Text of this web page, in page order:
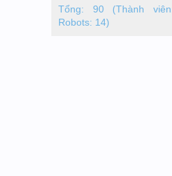
Tổng: 90 (Thành
Robots: 14)